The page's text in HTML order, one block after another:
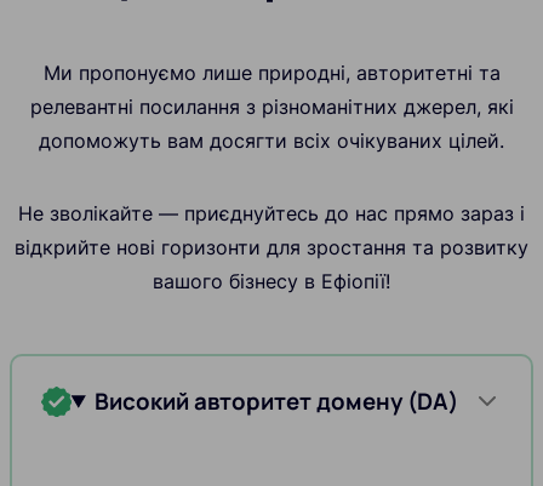
Ми пропонуємо лише природні, авторитетні та
релевантні посилання з різноманітних джерел, які
допоможуть вам досягти всіх очікуваних цілей.
Не зволікайте — приєднуйтесь до нас прямо зараз і
відкрийте нові горизонти для зростання та розвитку
вашого бізнесу в Ефіопії!
Високий авторитет домену (DA)